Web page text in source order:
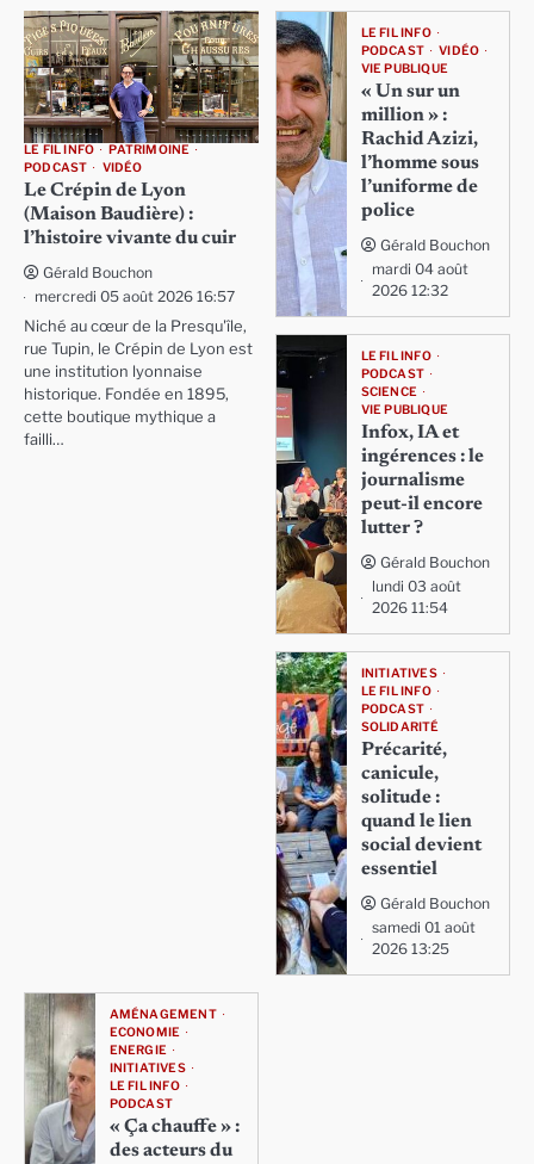
LE FIL INFO
PATRIMOINE
PODCAST
VIDÉO
Le Crépin de Lyon
(Maison Baudière) :
l’histoire vivante du cuir
Gérald Bouchon
mercredi 05 août 2026 16:57
Niché au cœur de la Presqu'île,
rue Tupin, le Crépin de Lyon est
une institution lyonnaise
historique. Fondée en 1895,
cette boutique mythique a
failli…
LE FIL INFO
PODCAST
VIDÉO
VIE PUBLIQUE
« Un sur un
million » :
Rachid Azizi,
l’homme sous
l’uniforme de
police
Gérald Bouchon
mardi 04 août
2026 12:32
LE FIL INFO
PODCAST
SCIENCE
VIE PUBLIQUE
Infox, IA et
ingérences : le
journalisme
peut-il encore
lutter ?
Gérald Bouchon
lundi 03 août
2026 11:54
INITIATIVES
LE FIL INFO
PODCAST
SOLIDARITÉ
Précarité,
canicule,
solitude :
quand le lien
social devient
essentiel
Gérald Bouchon
samedi 01 août
2026 13:25
AMÉNAGEMENT
ECONOMIE
ENERGIE
INITIATIVES
LE FIL INFO
PODCAST
« Ça chauffe » :
des acteurs du